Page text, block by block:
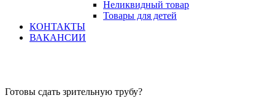
Неликвидный товар
Товары для детей
КОНТАКТЫ
ВАКАНСИИ
Готовы сдать зрительную трубу?